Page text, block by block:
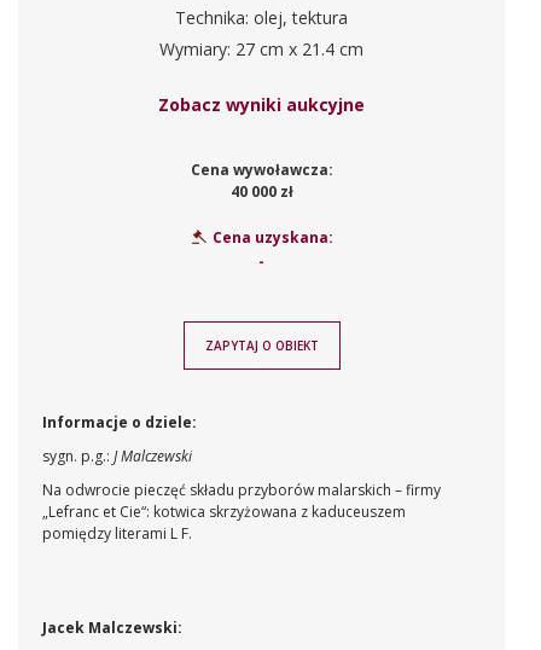
Technika: olej, tektura
Wymiary: 27 cm x 21.4 cm
Zobacz wyniki aukcyjne
Cena wywoławcza:
40 000 zł
Cena uzyskana:
-
ZAPYTAJ O OBIEKT
Informacje o dziele:
sygn. p.g.: J Malczewski
Na odwrocie pieczęć składu przyborów malarskich – firmy
„Lefranc et Cie“: kotwica skrzyżowana z kaduceuszem
pomiędzy literami L F.
Jacek Malczewski: